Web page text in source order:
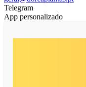
Telegram
App personalizado